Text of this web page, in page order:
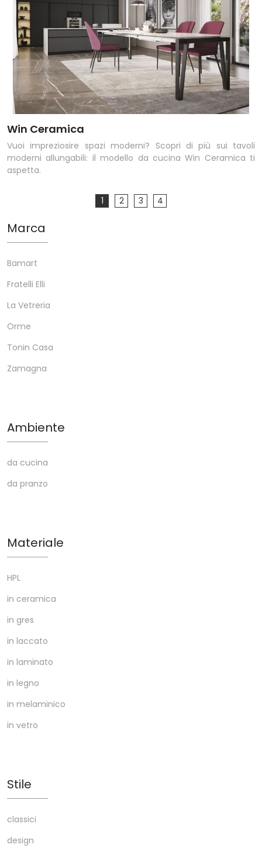
Win Ceramica
Vuoi impreziosire spazi moderni? Scopri di più sui tavoli
moderni allungabili: il modello da cucina Win Ceramica ti
aspetta.
1 2 3 4
Marca
Bamart
Fratelli Elli
La Vetreria
Orme
Tonin Casa
Zamagna
Ambiente
da cucina
da pranzo
Materiale
HPL
in ceramica
in gres
in laccato
in laminato
in legno
in melaminico
in vetro
Stile
classici
design